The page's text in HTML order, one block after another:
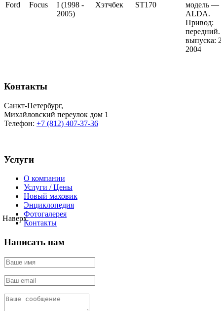
Ford Focus
I (1998 -
2005)
Хэтчбек ST170
модель —
ALDA.
Привод:
выпуска:
2004
Контакты
Санкт-Петербург,
Михайловский переулок дом 1
Телефон: +7 (812) 407-37-36
Услуги
О компании
Услуги / Цены
Новый маховик
Энциклопедия
Фотогалерея
Контакты
Написать нам
Наверх